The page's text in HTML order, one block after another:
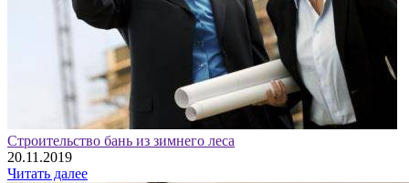
Строительство бань из зимнего леса
20.11.2019
Читать далее